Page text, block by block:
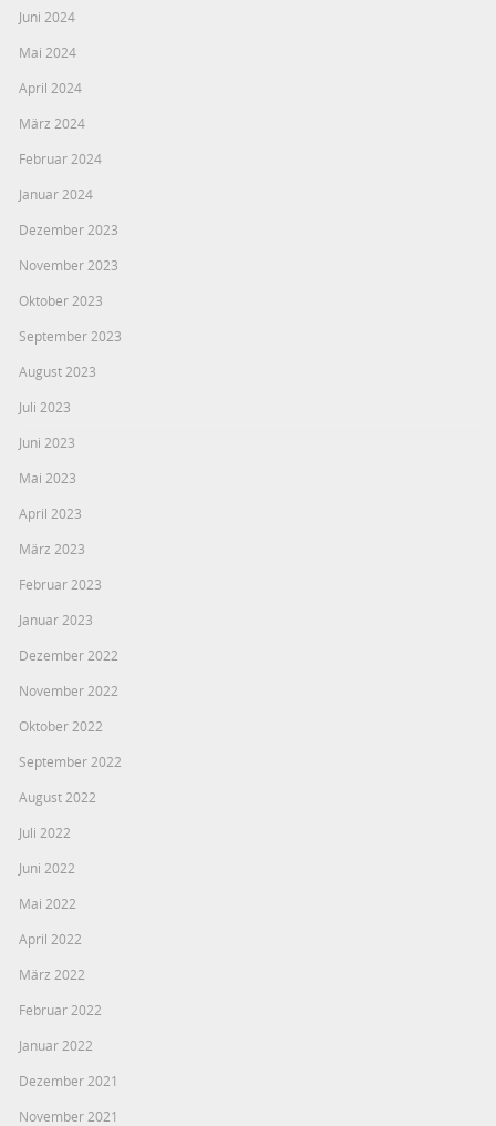
Juni 2024
Mai 2024
April 2024
März 2024
Februar 2024
Januar 2024
Dezember 2023
November 2023
Oktober 2023
September 2023
August 2023
Juli 2023
Juni 2023
Mai 2023
April 2023
März 2023
Februar 2023
Januar 2023
Dezember 2022
November 2022
Oktober 2022
September 2022
August 2022
Juli 2022
Juni 2022
Mai 2022
April 2022
März 2022
Februar 2022
Januar 2022
Dezember 2021
November 2021